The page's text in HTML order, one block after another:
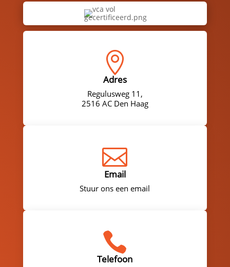

Adres
Regulusweg 11,
2516 AC Den Haag

Email
Stuur ons een email

Telefoon